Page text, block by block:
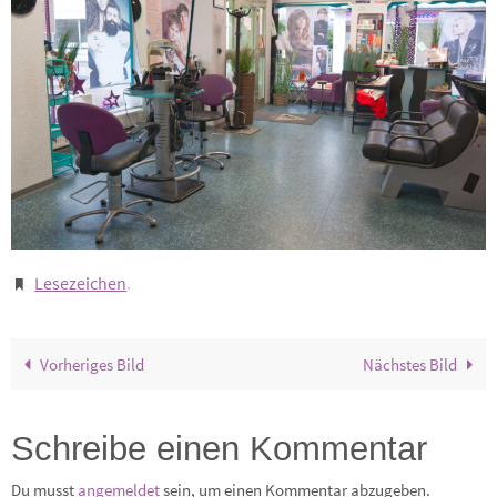
Lesezeichen.
Vorheriges Bild Nächstes Bild
Schreibe einen Kommentar
Du musst angemeldetsein, um einen Kommentar abzugeben.